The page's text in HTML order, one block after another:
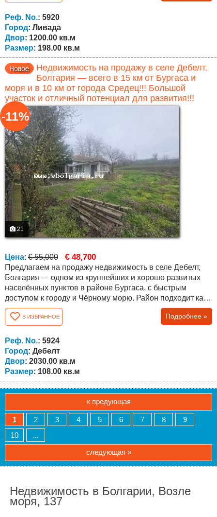
лестницей между этажами. Первый этаж включает
спальню, гостиную с кухней в одном помещении, ванную
с туалетом и внутреннюю лестницу....
Реф. No.: 5920
Город: Ливада
Двор: 1200.00 кв.м
Размер: 198.00 кв.м
Недвижимость на продажу в селе Дебелт,
Болгария — всего в 15 км от Бургаса и
моря и в 10 км от города Средец!!! Большой
участок и отличный потенциал для развития!!!
21
-11%
Цена: € 55,000 € 48,700
Предлагаем на продажу недвижимость в селе Дебелт,
Болгария — одном из крупнейших и хорошо развитых
населённых пунктов в районе Бургаса, с быстрым
доступом к городу и Чёрному морю. Район подходит как
для постоянного проживания, так и для покупки
недвижимости у моря в Болгарии. Объект расположен в
тихой части села, в сформированной жилой среде, среди
соседей есть иностранцы — англичане, немцы и
В ИЗБРАННОЕ Подробнее »
Реф. No.: 5924
Город: Дебелт
Двор: 2030.00 кв.м
Размер: 108.00 кв.м
« предующая
1 2 3 4 5 6 7 8
9
10
...
следующая »
Недвижимость в Болгарии, Возле
моря, 137